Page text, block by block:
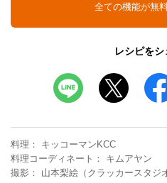
全ての機能が無
レシピをシ
料理
キッコーマンKCC
料理コーディネート
キムアヤン
撮影
山本梨絵（クラッカースタジ